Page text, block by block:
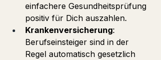
einfachere Gesundheitsprüfung
positiv für Dich auszahlen.
Krankenversicherung:
Berufseinsteiger sind in der
Regel automatisch gesetzlich